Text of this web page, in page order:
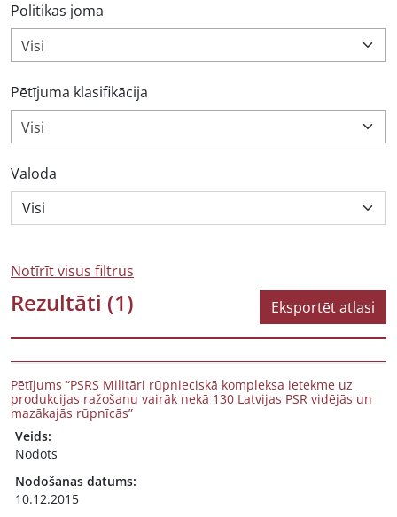
Politikas joma
Visi
Pētījuma klasifikācija
Visi
Valoda
Notīrīt visus filtrus
Rezultāti (1) Eksportēt atlasi
Pētījums “PSRS Militāri rūpnieciskā kompleksa ietekme uz
produkcijas ražošanu vairāk nekā 130 Latvijas PSR vidējās un
mazākajās rūpnīcās”
Veids:
Nodots
Nodošanas datums:
10.12.2015